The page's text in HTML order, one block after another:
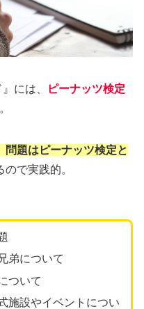
には、
ピーナッツ検定
問題はピーナッツ検定と
で実践的。
弟について
ついて
施設やイベントについ